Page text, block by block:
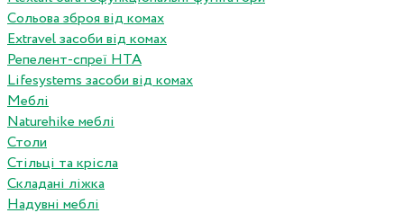
Сольова зброя від комах
Extravel засоби від комах
Репелент-спреї HTA
Lifesystems засоби від комах
Меблі
Naturehike меблі
Столи
Стільці та крісла
Складані ліжка
Надувні меблі